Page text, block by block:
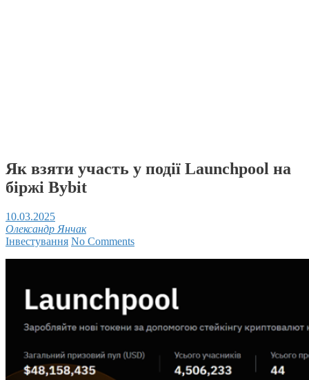
Як взяти участь у події Launchpool на
біржі Bybit
10.03.2025
Олександр Янчак
Інвестування No Comments